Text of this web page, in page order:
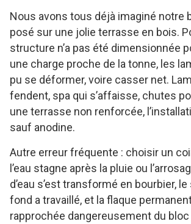
Nous avons tous déjà imaginé notre
posé sur une jolie terrasse en bois.
structure n’a pas été dimensionnée
une charge proche de la tonne, les
pu se déformer, voire casser net.
fendent, spa qui s’affaisse, chutes
une terrasse non renforcée,
sauf anodine.
Autre erreur fréquente : choisir un
l’eau stagne après la pluie ou
d’eau s’est transformé en bourbier,
fond a travaillé, et la flaque
rapprochée dangereusement du